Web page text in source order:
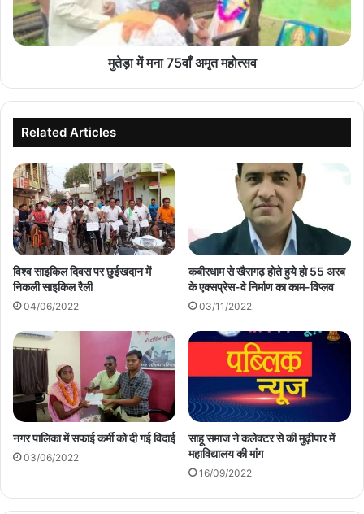
मुतेड़ा में मना 75वाँ अमृत महोत्सव
Related Articles
विश्व साइकिल दिवस पर छुईखदान में
निकली साइकिल रैली
04/06/2022
कबीरधाम से खैरागढ़ होते हुये हो 55 अरब
के एक्सप्रेस-वे निर्माण का काम-विप्लव
03/11/2022
नगर पालिका में सफाई कर्मी को दी गई विदाई
03/06/2022
साहू समाज ने कलेक्टर से की मुढ़ीपार में
महाविद्यालय की मांग
16/09/2022